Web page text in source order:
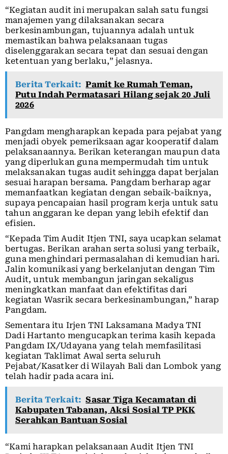
“Kegiatan audit ini merupakan salah satu fungsi
manajemen yang dilaksanakan secara
berkesinambungan, tujuannya adalah untuk
memastikan bahwa pelaksanaan tugas
diselenggarakan secara tepat dan sesuai dengan
ketentuan yang berlaku,” jelasnya.
Berita Terkait: Pamit ke Rumah Teman,
Putu Indah Permatasari Hilang sejak 20 Juli
2026
Pangdam mengharapkan kepada para pejabat yang
menjadi obyek pemeriksaan agar kooperatif dalam
pelaksanaannya. Berikan keterangan maupun data
yang diperlukan guna mempermudah tim untuk
melaksanakan tugas audit sehingga dapat berjalan
sesuai harapan bersama. Pangdam berharap agar
memanfaatkan kegiatan dengan sebaik-baiknya,
supaya pencapaian hasil program kerja untuk satu
tahun anggaran ke depan yang lebih efektif dan
efisien.
“Kepada Tim Audit Itjen TNI, saya ucapkan selamat
bertugas. Berikan arahan serta solusi yang terbaik,
guna menghindari permasalahan di kemudian hari.
Jalin komunikasi yang berkelanjutan dengan Tim
Audit, untuk membangun jaringan sekaligus
meningkatkan manfaat dan efektifitas dari
kegiatan Wasrik secara berkesinambungan,” harap
Pangdam.
Sementara itu Irjen TNI Laksamana Madya TNI
Dadi Hartanto mengucapkan terima kasih kepada
Pangdam IX/Udayana yang telah memfasilitasi
kegiatan Taklimat Awal serta seluruh
Pejabat/Kasatker di Wilayah Bali dan Lombok yang
telah hadir pada acara ini.
Berita Terkait: Sasar Tiga Kecamatan di
Kabupaten Tabanan, Aksi Sosial TP PKK
Serahkan Bantuan Sosial
“Kami harapkan pelaksanaan Audit Itjen TNI